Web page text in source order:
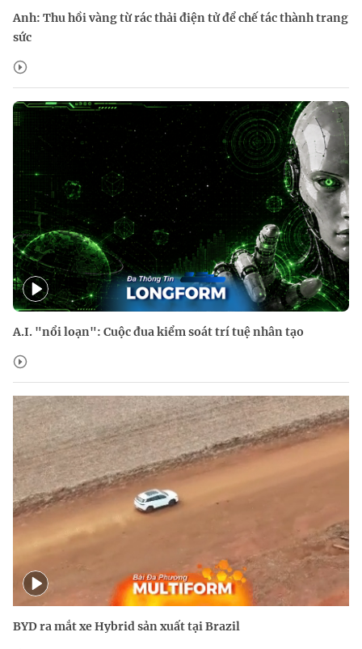
Anh: Thu hồi vàng từ rác thải điện tử để chế tác thành trang
sức
A.I. "nổi loạn": Cuộc đua kiểm soát trí tuệ nhân tạo
BYD ra mắt xe Hybrid sản xuất tại Brazil